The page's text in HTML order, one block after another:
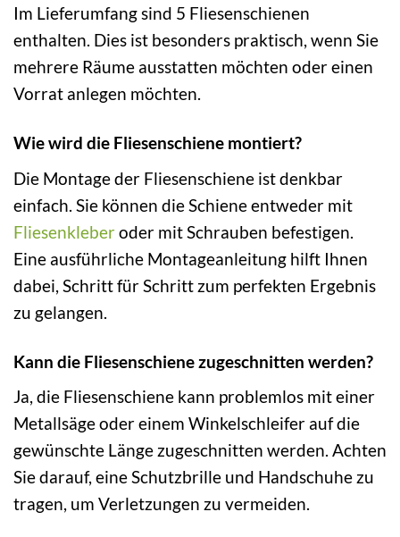
Im Lieferumfang sind 5 Fliesenschienen
enthalten. Dies ist besonders praktisch, wenn Sie
mehrere Räume ausstatten möchten oder einen
Vorrat anlegen möchten.
Wie wird die Fliesenschiene montiert?
Die Montage der Fliesenschiene ist denkbar
einfach. Sie können die Schiene entweder mit
Fliesenkleberoder mit Schrauben befestigen.
Eine ausführliche Montageanleitung hilft Ihnen
dabei, Schritt für Schritt zum perfekten Ergebnis
zu gelangen.
Kann die Fliesenschiene zugeschnitten werden?
Ja, die Fliesenschiene kann problemlos mit einer
Metallsäge oder einem Winkelschleifer auf die
gewünschte Länge zugeschnitten werden. Achten
Sie darauf, eine Schutzbrille und Handschuhe zu
tragen, um Verletzungen zu vermeiden.